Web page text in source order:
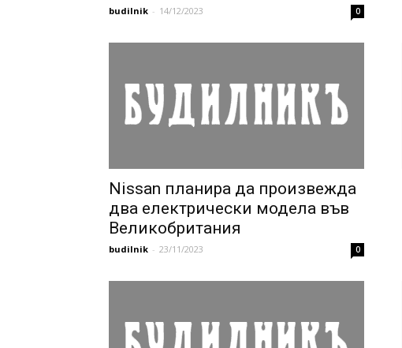
budilnik - 14/12/2023 0
Nissan планира да произвежда
два електрически модела във
Великобритания
budilnik - 23/11/2023 0